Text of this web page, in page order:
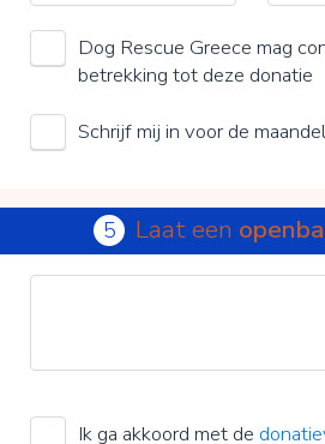
Dog Rescue Greece mag
betrekking tot deze donatie
Schrijf mij in voor de
5 Laat een
Ik ga akkoord met de